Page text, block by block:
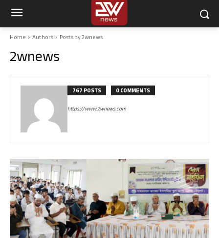
Home Authors Posts by 2wnews
2wnews
767 POSTS
0 COMMENTS
https://www.2wnews.com